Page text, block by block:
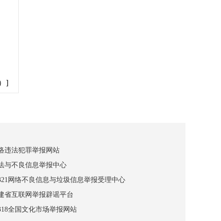
]
违法犯罪举报网站
与不良信息举报中心
网络不良信息与垃圾信息举报受理中心
省互联网举报辟谣平台
全国文化市场举报网站